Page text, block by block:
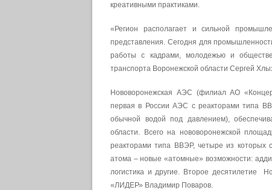
креативными практиками.
«Регион располагает и сильной
представления. Сегодня для
работы с кадрами, молодежью и
транспорта Воронежской области Сергей
Нововоронежская АЭС (филиал АО
первая в России АЭС с реакторами типа
обычной водой под давлением),
области. Всего на нововоронежской
реакторами типа ВВЭР, четыре из которых
атома – новые «атомные» возможности:
логистика и другие. Второе десятилетие
«ЛИДЕР» Владимир Поваров.